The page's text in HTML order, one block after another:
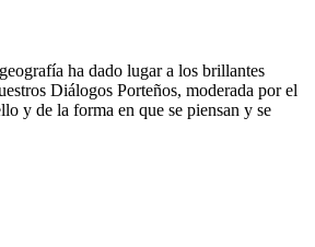
ha dado lugar a los brillantes
Diálogos Porteños, moderada por el
y de la forma en que se piensan y se